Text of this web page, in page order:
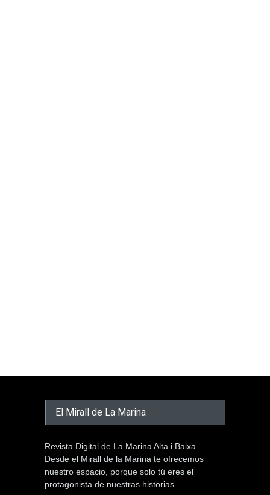
El Mirall de La Marina
Revista Digital de La Marina Alta i Baixa.
Desde el Mirall de la Marina te ofrecemos
nuestro espacio, porque solo tú eres el
protagonista de nuestras historias.